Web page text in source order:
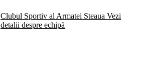
Clubul Sportiv al Armatei Steaua Vezi
detalii despre echipă